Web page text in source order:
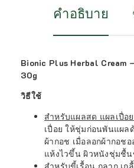
คำอธิบาย
Bionic Plus Herbal Cream
30g
วิธีใช้
สำหรับแผลสด แผลเปื่อ
เปื่อย ให้ชุ่มก่อนพันแผล
ผ้ากอช เมื่อลอกผ้ากอช
แห้งไวขึ้น ผิวหนังชุ่มชื้
สำหรับขี้เรื้อน กลาก เ